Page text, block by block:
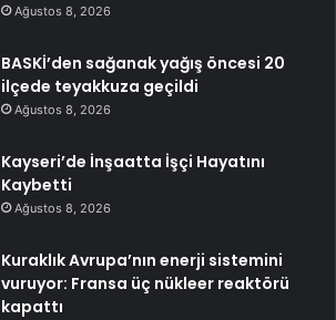
Ağustos 8, 2026
BASKİ’den sağanak yağış öncesi 20
ilçede teyakkuza geçildi
Ağustos 8, 2026
Kayseri’de İnşaatta İşçi Hayatını
Kaybetti
Ağustos 8, 2026
Kuraklık Avrupa’nın enerji sistemini
vuruyor: Fransa üç nükleer reaktörü
kapattı